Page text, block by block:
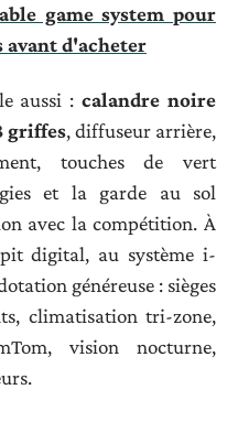
game system pour
avant d'acheter
aussi :calandre noire
griffes, diffuseur arrière,
touches de vert
et la garde au sol
avec la compétition. À
digital, au système i-
généreuse : sièges
climatisation tri-zone,
vision nocturne,